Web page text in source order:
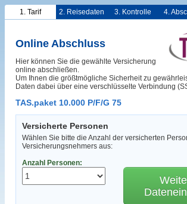
1. Tarif 2. Reisedaten 3. Kontrolle 4.
Online Abschluss
Hier können Sie die gewählte Versicherung
online abschließen.
Um Ihnen die größtmögliche Sicherheit zu
Daten dabei über eine verschlüsselte Verbindung
TAS.paket 10.000 P/F/G 75
Versicherte Personen
Wählen Sie bitte die Anzahl der versicherten
Versicherungsnehmers aus:
Anzahl Personen: